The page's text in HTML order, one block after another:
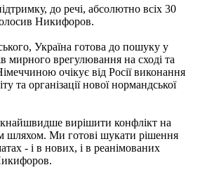
до речі, абсолютно всіх 30
Никифоров.
Україна готова до пошуку у
мирного врегулювання на сході та
очікує від Росії виконання
та організації нової нормандської
вирішити конфлікт на
шляхом. Ми готові шукати рішення
- і в нових, і в реанімованих